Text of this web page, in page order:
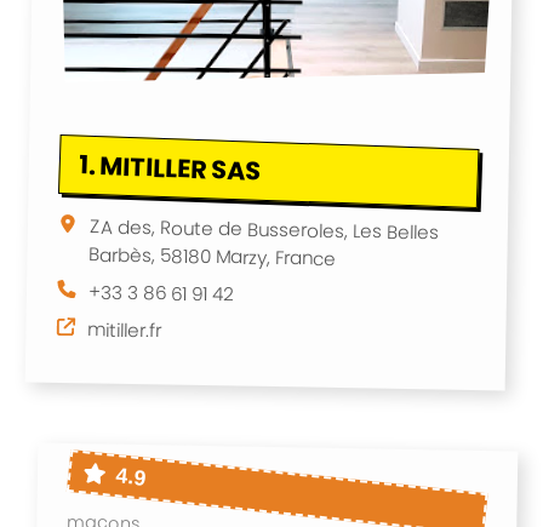
1.MITILLER SAS
ZA des, Route de Busseroles, Les Belles
Barbès, 58180 Marzy, France
+33 3 86 61 91 42
mitiller.fr
4.9